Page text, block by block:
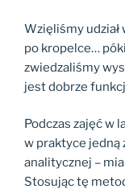
Wzięliśmy udział
po kropelce…
zwiedzaliśmy
jest dobrze
Podczas zajęć w
w praktyce jedną
analitycznej –
Stosując tę